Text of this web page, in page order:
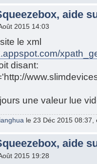
aide
2015 14:03
le xml
disant:
une valeur lue
le 23 Déc 2015 08:37,
aide
2015 19:28